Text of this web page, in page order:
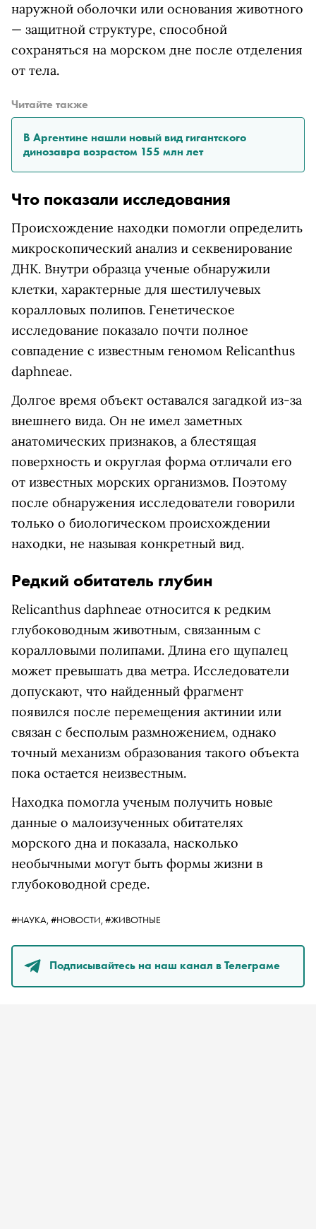
наружной оболочки или основания животного
— защитной структуре, способной
сохраняться на морском дне после отделения
от тела.
Читайте также
В Аргентине нашли новый вид гигантского
динозавра возрастом 155 млн лет
Что показали исследования
Происхождение находки помогли определить
микроскопический анализ и секвенирование
ДНК. Внутри образца ученые обнаружили
клетки, характерные для шестилучевых
коралловых полипов. Генетическое
исследование показало почти полное
совпадение с известным геномом Relicanthus
daphneae.
Долгое время объект оставался загадкой из-за
внешнего вида. Он не имел заметных
анатомических признаков, а блестящая
поверхность и округлая форма отличали его
от известных морских организмов. Поэтому
после обнаружения исследователи говорили
только о биологическом происхождении
находки, не называя конкретный вид.
Редкий обитатель глубин
Relicanthus daphneae относится к редким
глубоководным животным, связанным с
коралловыми полипами. Длина его щупалец
может превышать два метра. Исследователи
допускают, что найденный фрагмент
появился после перемещения актинии или
связан с бесполым размножением, однако
точный механизм образования такого объекта
пока остается неизвестным.
Находка помогла ученым получить новые
данные о малоизученных обитателях
морского дна и показала, насколько
необычными могут быть формы жизни в
глубоководной среде.
#НАУКА, #НОВОСТИ, #ЖИВОТНЫЕ
Подписывайтесь на наш канал в Телеграме